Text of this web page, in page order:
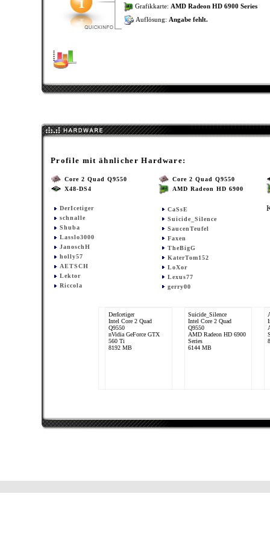
Grafikkarte: AMD Radeon HD 6900 Series
Auflösung: Angabe fehlt.
Profile mit ähnlicher Hardware:
Core 2 Quad Q9550
X48-DS4
DerIcetiger
schnalle
Shuba
Lasslo3000
JanoschH
holly57
AETSCH
Lektor
Riccola
Core 2 Quad Q9550
AMD Radeon HD 6900
CaSsE
Suicide_Silence
SaucenTeufel
Faxen
TheBigG
KaterTom152
LoXor
Lexus77
gerry00
DerIcetiger
Intel Core 2 Quad
Q9550
nVidia GeForce GTX
560 Ti
8192 MB
Suicide_Silence
Intel Core 2 Quad
Q9550
AMD Radeon HD 6900
Series
6144 MB
AMD Radeon HD 6900
Series